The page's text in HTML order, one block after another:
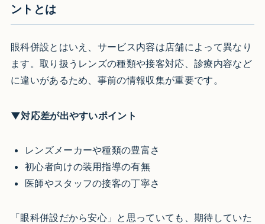
ントとは
眼科併設とはいえ、サービス内容は店舗によって異なり
ます。取り扱うレンズの種類や接客対応、診療内容など
に違いがあるため、事前の情報収集が重要です。
▼対応差が出やすいポイント
レンズメーカーや種類の豊富さ
初心者向けの装用指導の有無
医師やスタッフの接客の丁寧さ
「眼科併設だから安心」と思っていても、期待していた